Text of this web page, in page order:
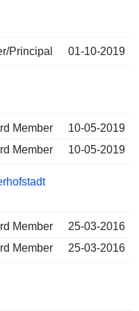
Principal 01-10-2019
Member
10-05-2019
Member
10-05-2019
Member
25-03-2016
Member
25-03-2016